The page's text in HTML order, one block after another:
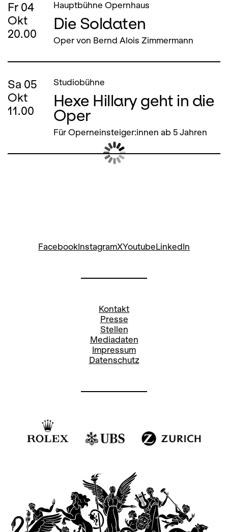
Fr 04
Okt
20.00
Hauptbühne Opernhaus
Die Soldaten
Oper von Bernd Alois Zimmermann
Sa 05
Okt
11.00
Studiobühne
Hexe Hillary geht in die
Oper
Für Operneinsteiger:innen ab 5 Jahren
FacebookInstagramXYoutubeLinkedIn
Kontakt
Presse
Stellen
Mediadaten
Impressum
Datenschutz